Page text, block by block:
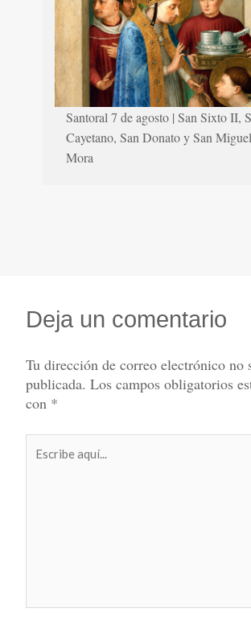
Santoral 7 de agosto | San Sixto II,
Cayetano, San Donato y San
Mora
Deja un comentario
Tu dirección de correo electrónico no
publicada. Los campos obligatorios
con *
aquí...